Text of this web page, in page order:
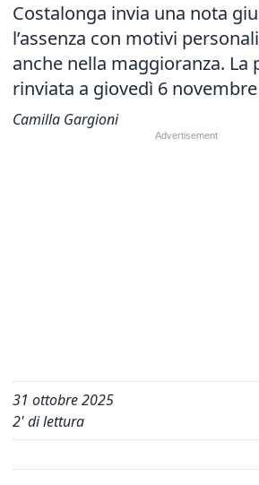
Costalonga invia una nota
l’assenza con motivi
anche nella maggioranza. La
rinviata a giovedì 6 novembre
Camilla Gargioni
31 ottobre 2025
2' di lettura